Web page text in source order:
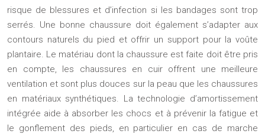
risque de blessures et d’infection si les bandages sont trop
serrés. Une bonne chaussure doit également s’adapter aux
contours naturels du pied et offrir un support pour la voûte
plantaire. Le matériau dont la chaussure est faite doit être pris
en compte, les chaussures en cuir offrent une meilleure
ventilation et sont plus douces sur la peau que les chaussures
en matériaux synthétiques. La technologie d’amortissement
intégrée aide à absorber les chocs et à prévenir la fatigue et
le gonflement des pieds, en particulier en cas de marche